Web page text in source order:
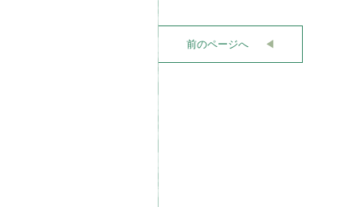
前のページへ ◀︎